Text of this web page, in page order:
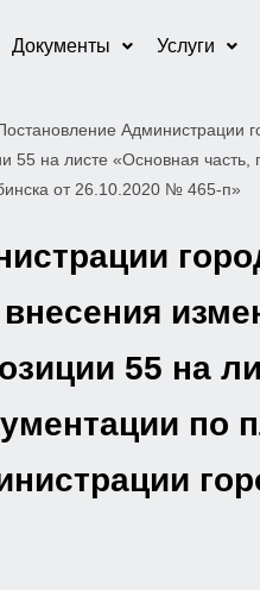
Документы Услуги
Администрации
55 на листе «Основная
от 26.10.2020 № 465-п»
55 на
по